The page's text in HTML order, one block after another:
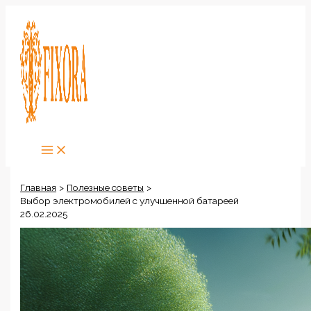
содержимому
Главная
Полезные советы
Выбор электромобилей с улучшенной батареей
26.02.2025